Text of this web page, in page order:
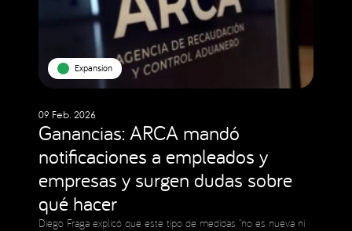
Expansion
09 Feb. 2026
Ganancias: ARCA mandó
notificaciones a empleados y
empresas y surgen dudas sobre
qué hacer
Diego Fraga explicó que este tipo de medidas “no es nueva ni